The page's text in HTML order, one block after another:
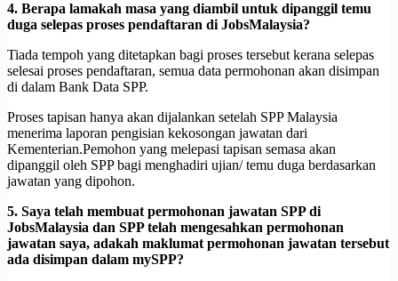
4. Berapa lamakah masa yang diambil untuk dipanggil temu
duga selepas proses pendaftaran di JobsMalaysia?
Tiada tempoh yang ditetapkan bagi proses tersebut kerana selepas
selesai proses pendaftaran, semua data permohonan akan disimpan
di dalam Bank Data SPP.
Proses tapisan hanya akan dijalankan setelah SPP Malaysia
menerima laporan pengisian kekosongan jawatan dari
Kementerian.Pemohon yang melepasi tapisan semasa akan
dipanggil oleh SPP bagi menghadiri ujian/ temu duga berdasarkan
jawatan yang dipohon.
5. Saya telah membuat permohonan jawatan SPP di
JobsMalaysia dan SPP telah mengesahkan permohonan
jawatan saya, adakah maklumat permohonan jawatan tersebut
ada disimpan dalam mySPP?